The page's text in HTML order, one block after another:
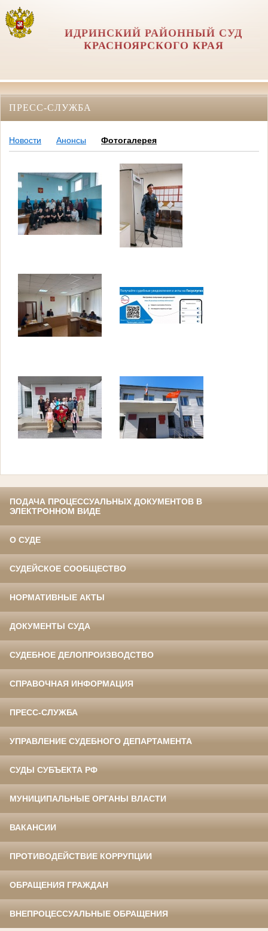
ИДРИНСКИЙ РАЙОННЫЙ СУД
КРАСНОЯРСКОГО КРАЯ
ПРЕСС-СЛУЖБА
Новости Анонсы Фотогалерея
ПОДАЧА ПРОЦЕССУАЛЬНЫХ ДОКУМЕНТОВ В
ЭЛЕКТРОННОМ ВИДЕ
О СУДЕ
СУДЕЙСКОЕ СООБЩЕСТВО
НОРМАТИВНЫЕ АКТЫ
ДОКУМЕНТЫ СУДА
СУДЕБНОЕ ДЕЛОПРОИЗВОДСТВО
СПРАВОЧНАЯ ИНФОРМАЦИЯ
ПРЕСС-СЛУЖБА
УПРАВЛЕНИЕ СУДЕБНОГО ДЕПАРТАМЕНТА
СУДЫ СУБЪЕКТА РФ
МУНИЦИПАЛЬНЫЕ ОРГАНЫ ВЛАСТИ
ВАКАНСИИ
ПРОТИВОДЕЙСТВИЕ КОРРУПЦИИ
ОБРАЩЕНИЯ ГРАЖДАН
ВНЕПРОЦЕССУАЛЬНЫЕ ОБРАЩЕНИЯ